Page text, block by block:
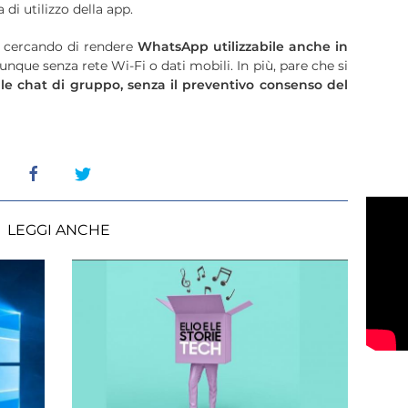
di utilizzo della app.
di rendere WhatsApp utilizzabile anche in
senza rete Wi-Fi o dati mobili. In più, pare che si
chat di gruppo, senza il preventivo consenso del
LEGGI ANCHE